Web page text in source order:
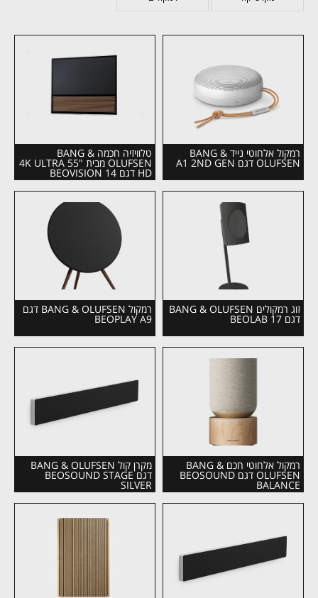
רמקול אלחוטי נייד BANG &
OLUFSEN דגם A1 2ND GEN
טלוויזיה חכמה BANG &
OLUFSEN מבית "55 4K ULTRA
HD דגם BEOVISION 14
זוג רמקולים BANG & OLUFSEN
דגם BEOLAB 17
רמקול BANG & OLUFSEN דגם
BEOPLAY A9
רמקול אלחוטי חכם BANG &
OLUFSEN דגם BEOSOUND
BALANCE
מקרן קול BANG & OLUFSEN
דגם BEOSOUND STAGE
SILVER